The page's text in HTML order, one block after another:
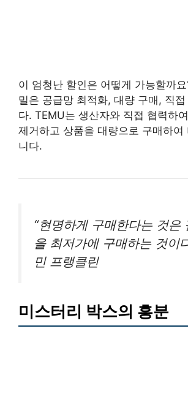
이 엄청난 할인은 어떻게 가능할까
밀은 공급망 최적화, 대량 구매, 직접
다. TEMU는 생산자와 직접 협력하
제거하고 상품을 대량으로 구매하여
니다.
“현명하게 구매한다는 것은
을 최저가에 구매하는 것이
민 프랭클린
미스터리 박스의 흥분